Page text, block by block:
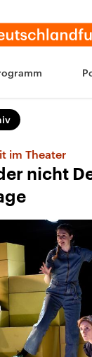
im Theater
nicht